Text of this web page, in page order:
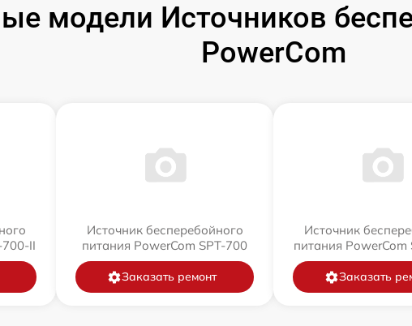
модели Источников
PowerCom
700-II
Источник бесперебойного
питания PowerCom SPT-700
Заказать ремонт
Источник
питания PowerCom
Заказать